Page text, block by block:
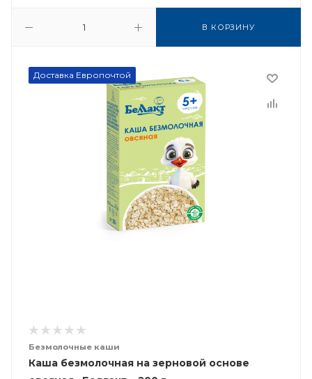
В КОРЗИНУ
Доставка Европочтой
Безмолочные каши
Каша безмолочная на зерновой основе